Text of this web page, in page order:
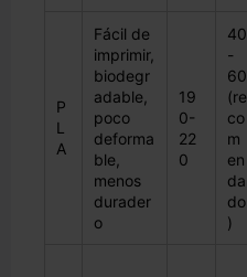
P
L
A
Fácil de
imprimir,
biodegr
adable,
poco
deforma
ble,
menos
durader
o
19
0-
22
0
40
-
60
(re
co
m
en
da
do
)